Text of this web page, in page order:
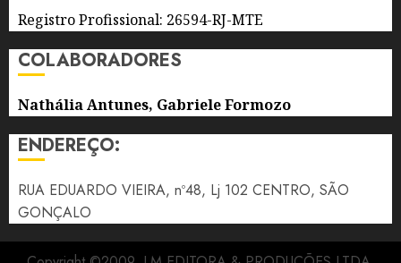
Registro Profissional: 26594-RJ-MTE
COLABORADORES
Nathália Antunes, Gabriele Formozo
ENDEREÇO:
RUA EDUARDO VIEIRA, nº48, Lj 102 CENTRO, SÃO
GONÇALO